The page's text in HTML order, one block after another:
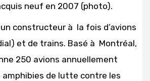
neuf en 2007 (photo).
constructeur à la fois d’avions
et de trains. Basé à Montréal,
250 avions annuellement
amphibies de lutte contre les